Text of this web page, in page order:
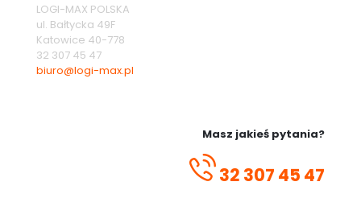
LOGI-MAX POLSKA
ul. Bałtycka 49F
Katowice 40-778
32 307 45 47
biuro@logi-max.pl
Masz jakieś pytania?
32 307 45 47